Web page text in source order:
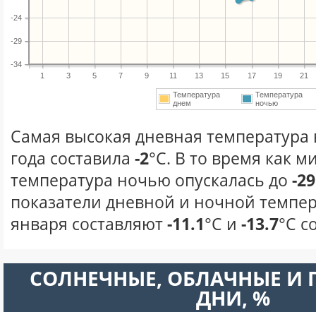
1 3 5 7 9 11 13 15 17 19 21
-34
-29
-24
Температура
днем
Температура
ночью
Самая высокая дневная температура
года составила -2°С. В то время как
температура ночью опускалась до -29
показатели дневной и ночной
января составляют-11.1°С и -13.7°С
CОЛНЕЧНЫЕ, ОБЛАЧНЫЕ И
ДНИ, %